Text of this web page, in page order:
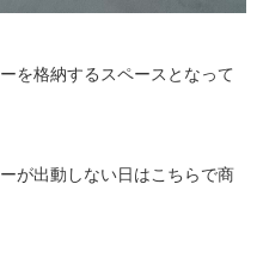
を格納するスペースとなって
が出動しない日はこちらで商